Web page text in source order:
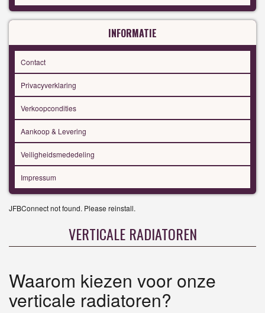
INFORMATIE
Contact
Privacyverklaring
Verkoopcondities
Aankoop & Levering
Veiligheidsmededeling
Impressum
JFBConnect not found. Please reinstall.
VERTICALE RADIATOREN
Waarom kiezen voor onze
verticale radiatoren?